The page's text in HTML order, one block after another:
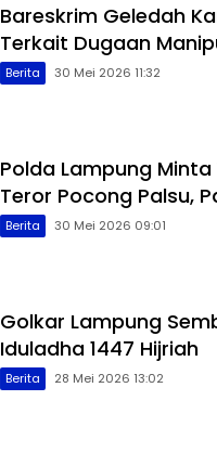
Bareskrim Geledah
Terkait Dugaan
Berita 30 Mei 2026 11:32
Polda Lampung
Teror Pocong Palsu,
Berita 30 Mei 2026 09:01
Golkar Lampung
Iduladha 1447 Hijriah
Berita 28 Mei 2026 13:02